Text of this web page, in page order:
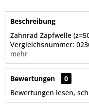
Beschreibung
Zahnrad Zapfwelle
Vergleichsnummer:
mehr
Bewertungen
0
Bewertungen lesen,